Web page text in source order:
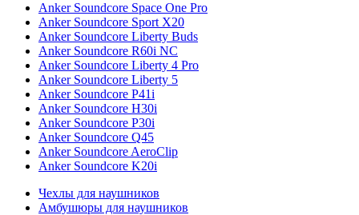
Anker Soundcore Space One Pro
Anker Soundcore Sport X20
Anker Soundcore Liberty Buds
Anker Soundcore R60i NC
Anker Soundcore Liberty 4 Pro
Anker Soundcore Liberty 5
Anker Soundcore P41i
Anker Soundcore H30i
Anker Soundcore P30i
Anker Soundcore Q45
Anker Soundcore AeroClip
Anker Soundcore K20i
Чехлы для наушников
Амбушюры для наушников